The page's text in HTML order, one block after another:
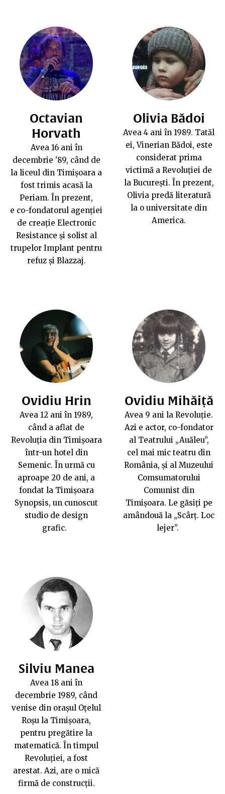
Octavian
Horvath
Avea 16 ani în
decembrie '89, când de
la liceul din Timișoara a
fost trimis acasă la
Periam. În prezent,
e co-fondatorul agenției
de creație Electronic
Resistance și solist al
trupelor Implant pentru
refuz și Blazzaj.
Olivia Bădoi
Avea 4 ani în 1989. Tatăl
ei, Vinerian Bădoi, este
considerat prima
victimă a Revoluției de
la București. În prezent,
Olivia predă literatură
la o universitate din
America.
Ovidiu Hrin
Avea 12 ani în 1989,
când a aflat de
Revoluția din Timișoara
într-un hotel din
Semenic. În urmă cu
aproape 20 de ani, a
fondat la Timișoara
Synopsis, un cunoscut
studio de design
grafic.
Ovidiu Mihăiță
Avea 9 ani la Revoluție.
Azi e actor, co-fondator
al Teatrului „Auăleu”,
cel mai mic teatru din
România, și al Muzeului
Comsumatorului
Comunist din
Timișoara. Le găsiți pe
amândouă la „Scârț. Loc
lejer”.
Silviu Manea
Avea 18 ani în
decembrie 1989, când
venise din orașul Oțelul
Roșu la Timișoara,
pentru pregătire la
matematică. În timpul
Revoluției, a fost
arestat. Azi, are o mică
firmă de construcții.